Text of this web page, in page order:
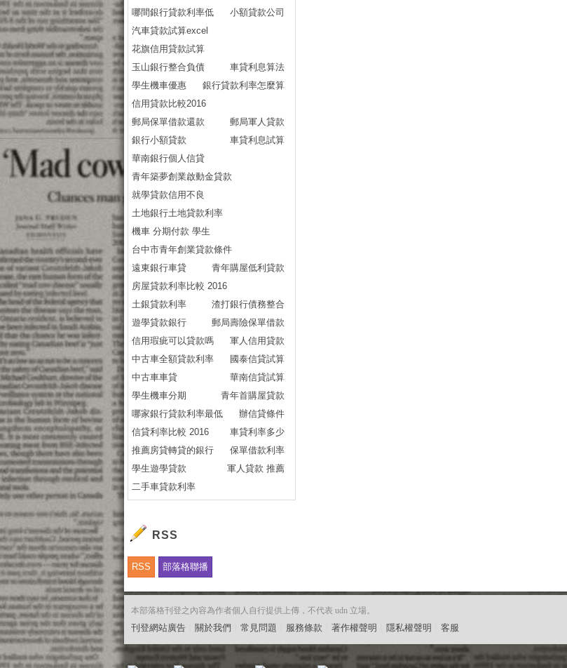
哪間銀行貸款利率低
小額貸款公司
汽車貸款試算excel
花旗信用貸款試算
玉山銀行整合負債
車貸利息算法
學生機車優惠
銀行貸款利率怎麼算
信用貸款比較2016
郵局保單借款還款
郵局軍人貸款
銀行小額貸款
車貸利息試算
華南銀行個人信貸
青年築夢創業啟動金貸款
就學貸款信用不良
土地銀行土地貸款利率
機車 分期付款 學生
台中市青年創業貸款條件
遠東銀行車貸
青年購屋低利貸款
房屋貸款利率比較 2016
土銀貸款利率
渣打銀行債務整合
遊學貸款銀行
郵局壽險保單借款
信用瑕疵可以貸款嗎
軍人信用貸款
中古車全額貸款利率
國泰信貸試算
中古車車貸
華南信貸試算
學生機車分期
青年首購屋貸款
哪家銀行貸款利率最低
辦信貸條件
信貸利率比較 2016
車貸利率多少
推薦房貸轉貸的銀行
保單借款利率
學生遊學貸款
軍人貸款 推薦
二手車貸款利率
RSS
RSS 部落格聯播
本部落格刊登之內容為作者個人自行提供上傳，不代表 udn 立場。
刊登網站廣告 關於我們 常見問題 服務條款 著作權聲明 隱私權聲明 客服